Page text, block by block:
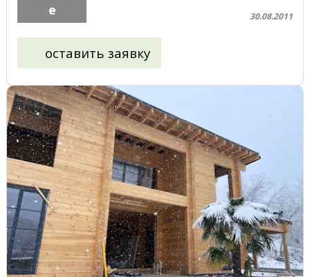
е
30.08.2011
оставить заявку